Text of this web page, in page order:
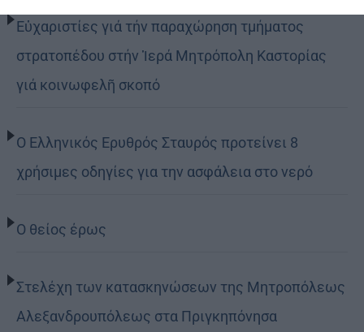
Εὐχαριστίες γιά τήν παραχώρηση τμήματος
στρατοπέδου στήν Ἱερά Μητρόπολη Καστορίας
γιά κοινωφελῆ σκοπό
Ο Ελληνικός Ερυθρός Σταυρός προτείνει 8
χρήσιμες οδηγίες για την ασφάλεια στο νερό
Ο θείος έρως
Στελέχη των κατασκηνώσεων της Μητροπόλεως
Αλεξανδρουπόλεως στα Πριγκηπόνησα